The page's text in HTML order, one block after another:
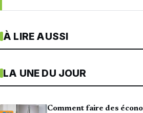
À LIRE AUSSI
LA UNE DU JOUR
Comment faire des